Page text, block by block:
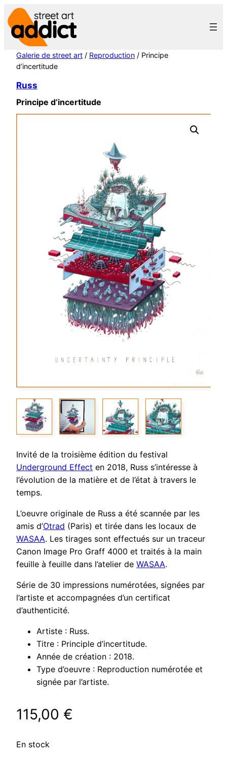
Aller
au
contenu
Galerie de street art / Reproduction / Principe
d’incertitude
Russ
Principe d’incertitude
Invité de la troisième édition du festival
Underground Effect en 2018, Russ s’intéresse à
l’évolution de la matière et de l’état à travers le
temps.
L’oeuvre originale de Russ a été scannée par les
amis d’Otrad (Paris) et tirée dans les locaux de
WASAA. Les tirages sont effectués sur un traceur
Canon Image Pro Graff 4000 et traités à la main
feuille à feuille dans l’atelier de WASAA.
Série de 30 impressions numérotées, signées par
l’artiste et accompagnées d’un certificat
d’authenticité.
Artiste : Russ.
Titre : Principle d’incertitude.
Année de création : 2018.
Type d’oeuvre : Reproduction numérotée et
signée par l’artiste.
115,00 €
En stock